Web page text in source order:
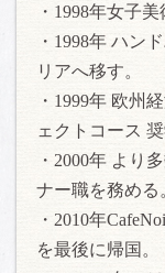
・1998年女子
・1998年 ハン
リアへ移す。
・1999年 欧州
ェクトコース
・2000年 より
ナー職を務める
・2010年
を最後に帰国。